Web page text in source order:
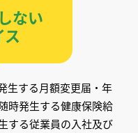
ない
ス
生する月額変更届・年
時発生する健康保険給
する従業員の入社及び